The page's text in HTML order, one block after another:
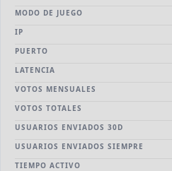
MODO DE JUEGO
IP
PUERTO
LATENCIA
VOTOS MENSUALES
VOTOS TOTALES
USUARIOS ENVIADOS 30D
USUARIOS ENVIADOS SIEMPRE
TIEMPO ACTIVO